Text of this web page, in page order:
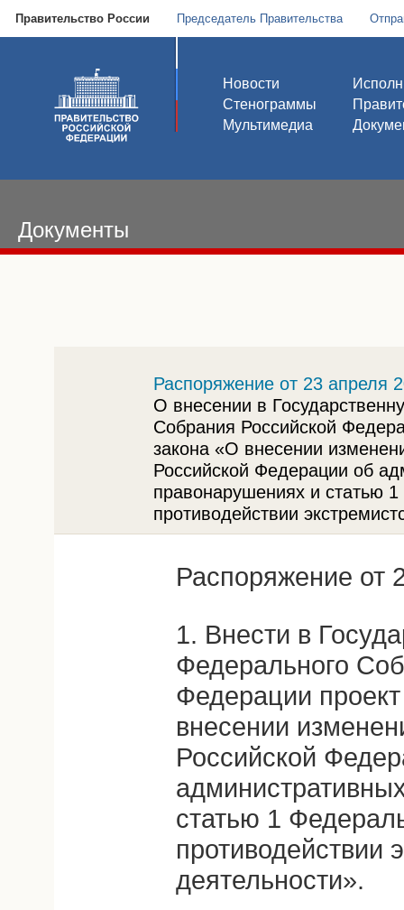
Правительство России Председатель Правительства
Новости
Стенограммы
Мультимедиа
Документы
Распоряжение от 23 апреля
О внесении в
Собрания Российской
закона «О внесении
Российской Федерации об
правонарушениях и статью
противодействии
Распоряжение от
1. Внести в
Федерального
Федерации
внесении
Российской
статью 1
противодействии
деятельности».